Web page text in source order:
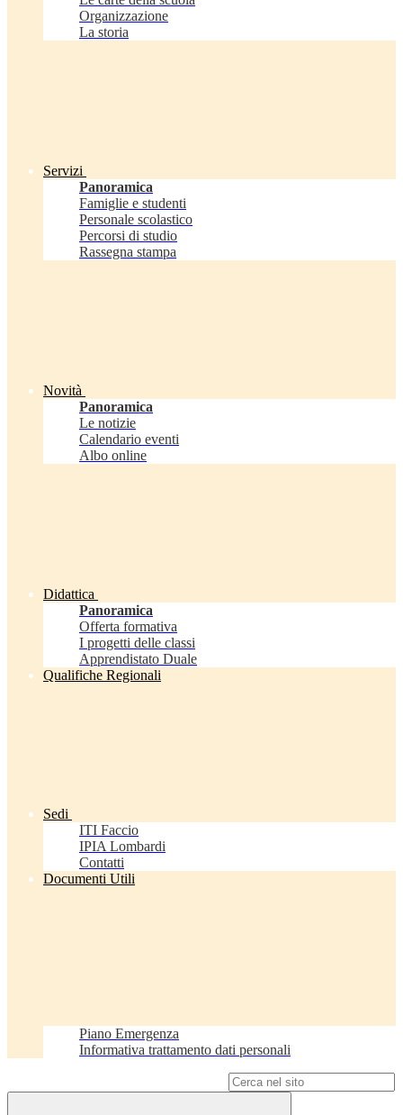
Organizzazione
La storia
Servizi
Panoramica
Famiglie e studenti
Personale scolastico
Percorsi di studio
Rassegna stampa
Novità
Panoramica
Le notizie
Calendario eventi
Albo online
Didattica
Panoramica
Offerta formativa
I progetti delle classi
Apprendistato Duale
Qualifiche Regionali
Sedi
ITI Faccio
IPIA Lombardi
Contatti
Documenti Utili
Piano Emergenza
Informativa trattamento dati personali